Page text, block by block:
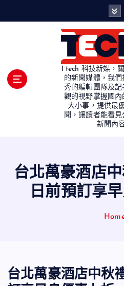
I tech 科技新媒，
的新聞媒體，我
秀的編輯團隊及
觀的視野掌握國
大小事，提供最
聞，讓讀者能看
新聞內
台北萬豪酒店
日前預訂享
台北萬豪酒店中秋